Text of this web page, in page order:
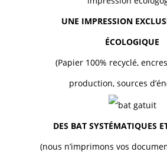
UNE IMPRESSION
ÉCOLOGIQUE
(Papier 100% recyclé,
production, sources
DES BAT SYSTÉMATIQUES
(nous n’imprimons vos